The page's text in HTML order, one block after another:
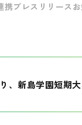
携プレスリリース
、新島学園短期